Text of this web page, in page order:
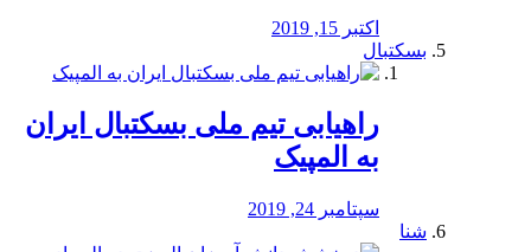
اکتبر 15, 2019
بسکتبال
راهیابی تیم ملی بسکتبال ایران
به المپیک
سپتامبر 24, 2019
شنا